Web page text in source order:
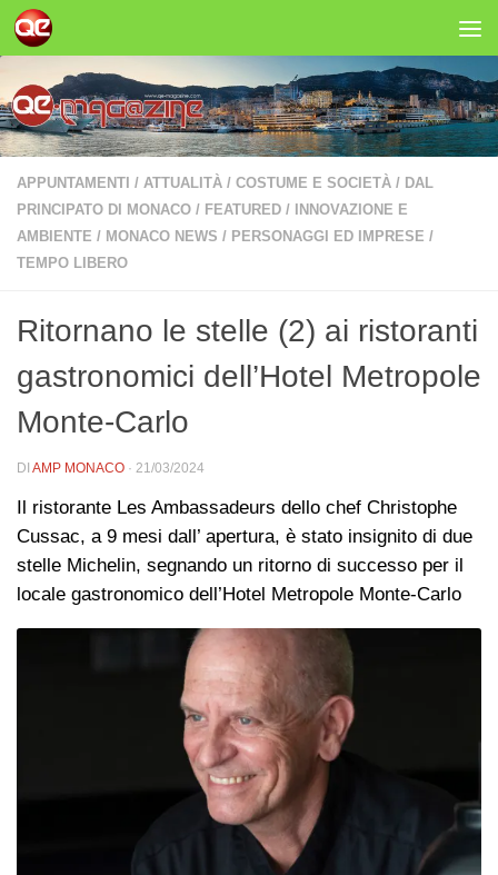
Salta al contenuto
APPUNTAMENTI / ATTUALITÀ / COSTUME E SOCIETÀ / DAL
PRINCIPATO DI MONACO / FEATURED /
INNOVAZIONE E
AMBIENTE / MONACO NEWS / PERSONAGGI ED IMPRESE /
TEMPO LIBERO
Ritornano le stelle (2) ai ristoranti
gastronomici dell’Hotel Metropole
Monte-Carlo
DI AMP MONACO · 21/03/2024
Il ristorante Les Ambassadeurs dello chef Christophe
Cussac, a 9 mesi dall’ apertura, è stato insignito di due
stelle Michelin, segnando un ritorno di successo per il
locale gastronomico dell’Hotel Metropole Monte-Carlo